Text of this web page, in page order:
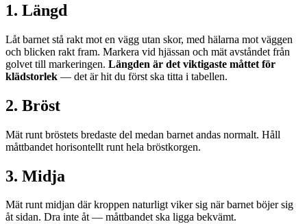
1. Längd
Låt barnet stå rakt mot en vägg utan skor, med hälarna mot väggen
och blicken rakt fram. Markera vid hjässan och mät avståndet från
golvet till markeringen. Längden är det viktigaste måttet för
klädstorlek — det är hit du först ska titta i tabellen.
2. Bröst
Mät runt bröstets bredaste del medan barnet andas normalt. Håll
måttbandet horisontellt runt hela bröstkorgen.
3. Midja
Mät runt midjan där kroppen naturligt viker sig när barnet böjer sig
åt sidan. Dra inte åt — måttbandet ska ligga bekvämt.